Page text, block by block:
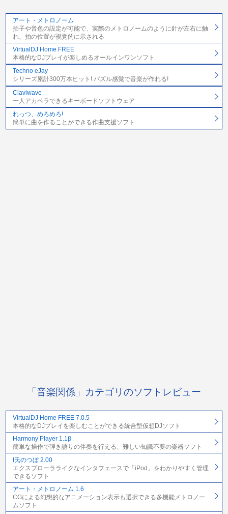
アート・メトロノーム
拍子や音色の設定が可能で、実際のメトロノームのように針が左右に触
れ、拍の位置が視覚的に示される
VirtualDJ Home FREE
本格的なDJプレイが楽しめるオールインワンソフト
Techno eJay
シリーズ累計300万本ヒット! パズル感覚で音楽が作れる!
Claviwave
一人アカペラできるキーボードソフトウェア
れっつ、めろめろ!
簡単に曲を作ることができる作曲支援ソフト
「音楽関係」カテゴリのソフトレビュー
VirtualDJ Home FREE 7.0.5
本格的なDJプレイを楽しむことができる統合型仮想DJソフト
Harmony Player 1.1β
簡単な操作で弾き語りの伴奏を行える、難しい知識不要の楽器ソフト
I氏のつぼ 2.00
エクスプローラライクなインタフェースで「iPod」をわかりやすく管理
できるソフト
アート・メトロノーム 1.6
CGによる幻想的なアニメーション表示も選択できる多機能メトロノー
ムソフト